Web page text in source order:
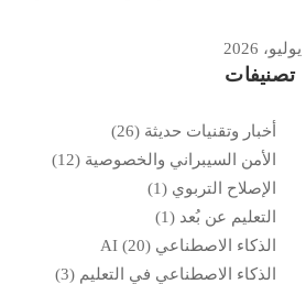
تصنيفات
أخبار وتقنيات حديثة (26)
الأمن السيبراني والخصوصية (12)
الإصلاح التربوي (1)
التعليم عن بُعد (1)
الذكاء الاصطناعي AI (20)
الذكاء الاصطناعي في التعليم (3)